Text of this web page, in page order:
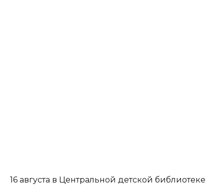
16 августа в Центральной детской библиотеке